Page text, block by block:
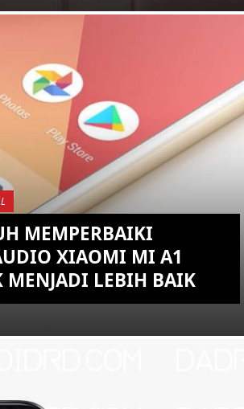
KEMBALI KE ATAS
YOU ARE VIEWING MOST
RECENT POST
MEMPERBAIKI
XIAOMI MI A1
MENJADI LEBIH BAIK
KEMBALI KE ATAS